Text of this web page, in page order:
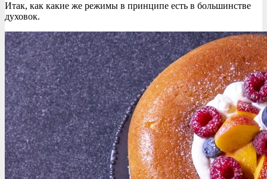
Итак, как какие же режимы в принципе есть в большинстве
духовок.